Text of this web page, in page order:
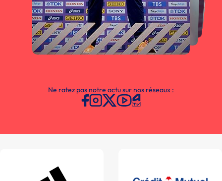
Ne ratez pas notre actu sur nos réseaux :